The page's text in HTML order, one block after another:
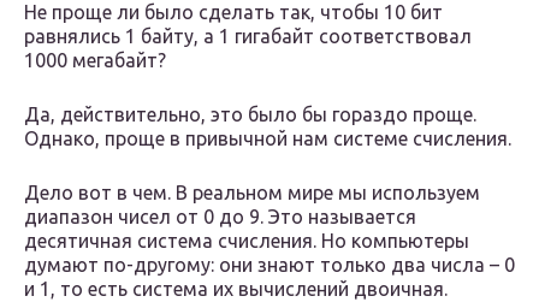
Не проще ли было сделать так, чтобы 10 бит
равнялись 1 байту, а 1 гигабайт соответствовал
1000 мегабайт?
Да, действительно, это было бы гораздо проще.
Однако, проще в привычной нам системе счисления.
Дело вот в чем. В реальном мире мы используем
диапазон чисел от 0 до 9. Это называется
десятичная система счисления. Но компьютеры
думают по-другому: они знают только два числа – 0
и 1, то есть система их вычислений двоичная.